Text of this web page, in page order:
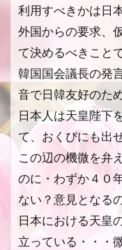
利用すべきかは日
外国からの要求、
て決めるべきこと
韓国国会議長の発
音で日韓友好のた
日本人は天皇陛下
て、おくびにも出
この辺の機微を弁
のに・わずか４０
ない？意見となる
日本における天皇
立っている・・・